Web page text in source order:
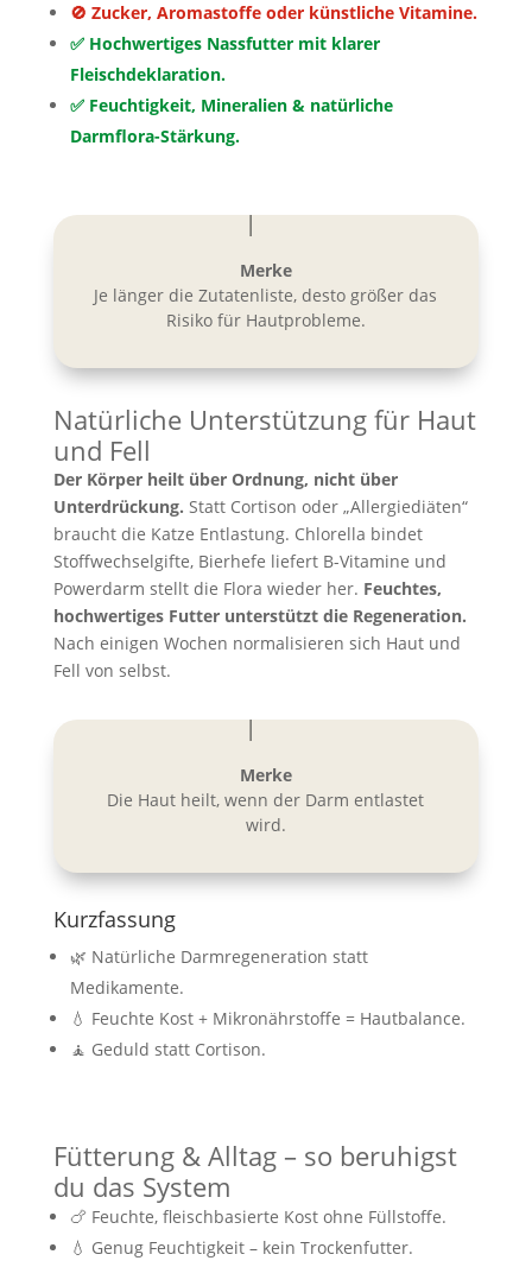
🚫 Zucker, Aromastoffe oder künstliche Vitamine.
✅ Hochwertiges Nassfutter mit klarer
Fleischdeklaration.
✅ Feuchtigkeit, Mineralien & natürliche
Darmflora-Stärkung.
Merke
Je länger die Zutatenliste, desto größer das
Risiko für Hautprobleme.
Natürliche Unterstützung für Haut
und Fell
Der Körper heilt über Ordnung, nicht über
Unterdrückung. Statt Cortison oder „Allergiediäten“
braucht die Katze Entlastung. Chlorella bindet
Stoffwechselgifte, Bierhefe liefert B-Vitamine und
Powerdarm stellt die Flora wieder her. Feuchtes,
hochwertiges Futter unterstützt die Regeneration.
Nach einigen Wochen normalisieren sich Haut und
Fell von selbst.
Merke
Die Haut heilt, wenn der Darm entlastet
wird.
Kurzfassung
🌿 Natürliche Darmregeneration statt
Medikamente.
💧 Feuchte Kost + Mikronährstoffe = Hautbalance.
🧘 Geduld statt Cortison.
Fütterung & Alltag – so beruhigst
du das System
🍗 Feuchte, fleischbasierte Kost ohne Füllstoffe.
💧 Genug Feuchtigkeit – kein Trockenfutter.